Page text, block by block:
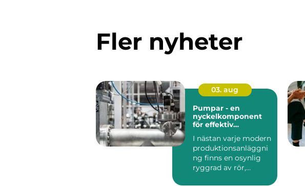
Fler nyheter
03. aug
Pumpar - en
nyckelkomponent
för effektiv
I nästan varje modern
produktionsanläggni
ng finns en osynlig
ryggrad av rör,